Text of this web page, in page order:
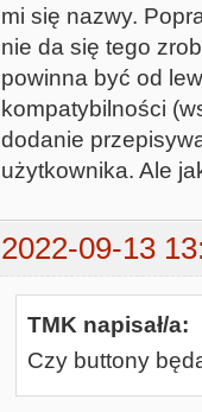
mi się nazwy.
nie da się tego
powinna być od
kompatybilności
dodanie
użytkownika. Ale
2022-09-13
TMK napisał/a:
Czy buttony